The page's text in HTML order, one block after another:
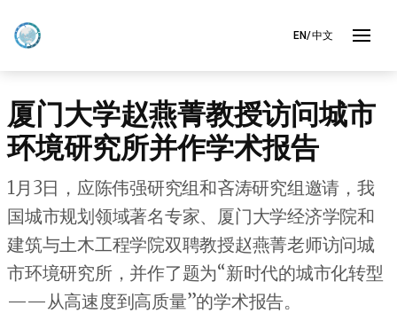
EN/中文
厦门大学赵燕菁教授访问城市
环境研究所并作学术报告
1月3日，应陈伟强研究组和吝涛研究组邀请，我
国城市规划领域著名专家、厦门大学经济学院和
建筑与土木工程学院双聘教授赵燕菁老师访问城
市环境研究所，并作了题为“新时代的城市化转型
——从高速度到高质量”的学术报告。